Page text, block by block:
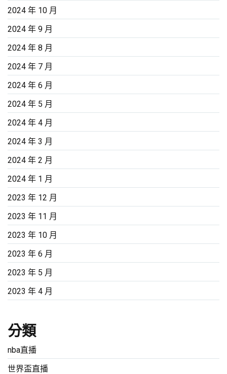
2024 年 10 月
2024 年 9 月
2024 年 8 月
2024 年 7 月
2024 年 6 月
2024 年 5 月
2024 年 4 月
2024 年 3 月
2024 年 2 月
2024 年 1 月
2023 年 12 月
2023 年 11 月
2023 年 10 月
2023 年 6 月
2023 年 5 月
2023 年 4 月
分類
nba直播
世界盃直播